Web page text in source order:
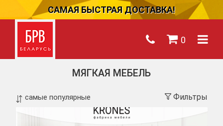
САМАЯ БЫСТРАЯ ДОСТАВКА!
0
МЯГКАЯ МЕБЕЛЬ
Фильтры